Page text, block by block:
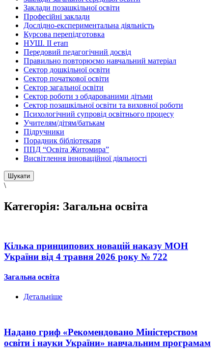
Заклади позашкільної освіти
Професійні заклади
Дослідно-експериментальна діяльність
Курсова перепідготовка
НУШ. ІІ етап
Передовий педагогічний досвід
Правильно повторюємо навчальний матеріал
Сектор дошкільної освіти
Сектор початкової освіти
Сектор загальної освіти
Сектор роботи з обдарованими дітьми
Сектор позашкільної освіти та виховної роботи
Психологічний супровід освітнього процесу
Учителям/дітям/батькам
Підручники
Порадник бібліотекаря
ППД “Освіта Житомира”
Висвітлення інноваційної діяльності
\
Категорія: Загальна освіта
Кілька принципових новацій наказу МОН
України від 4 травня 2026 року № 722
Загальна освіта
Детальніше
Надано гриф «Рекомендовано Міністерством
освіти і науки України» навчальним програмам